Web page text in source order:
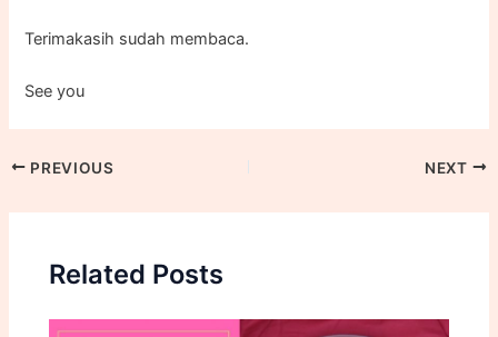
Terimakasih sudah membaca.
See you
PREVIOUS NEXT
Related Posts